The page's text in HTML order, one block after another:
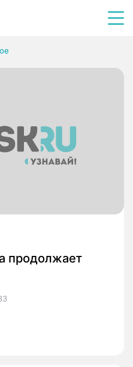
продолжает